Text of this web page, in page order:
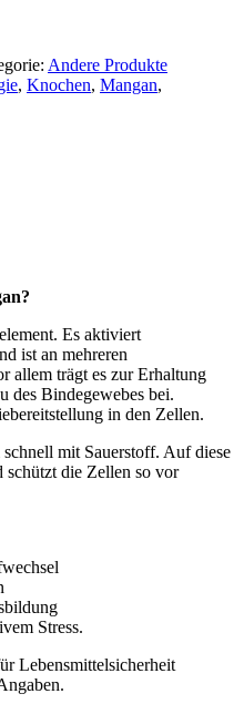
Andere Produkte
, Knochen, Mangan,
Es aktiviert
ist an mehreren
allem trägt es zur Erhaltung
des Bindegewebes bei.
in den Zellen.
mit Sauerstoff. Auf diese
die Zellen so vor
Stress.
Lebensmittelsicherheit